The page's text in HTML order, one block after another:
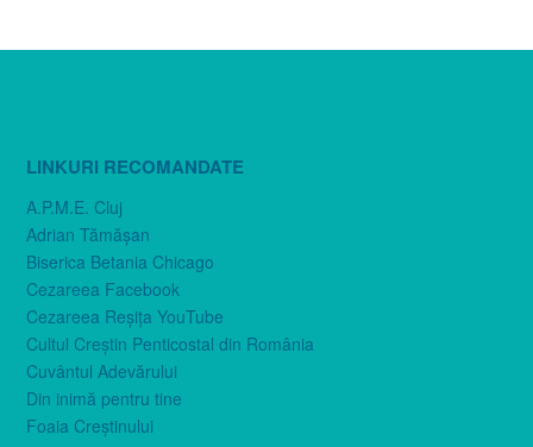
LINKURI RECOMANDATE
A.P.M.E. Cluj
Adrian Tămăşan
Biserica Betania Chicago
Cezareea Facebook
Cezareea Reşiţa YouTube
Cultul Creştin Penticostal din România
Cuvântul Adevărului
Din inimă pentru tine
Foaia Creştinului